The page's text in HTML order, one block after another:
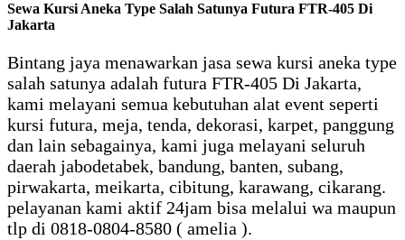
Sewa Kursi Aneka Type Salah Satunya Futura FTR-405 Di
Jakarta
Bintang jaya menawarkan jasa sewa kursi aneka type
salah satunya adalah futura FTR-405 Di Jakarta,
kami melayani semua kebutuhan alat event seperti
kursi futura, meja, tenda, dekorasi, karpet, panggung
dan lain sebagainya, kami juga melayani seluruh
daerah jabodetabek, bandung, banten, subang,
pirwakarta, meikarta, cibitung, karawang, cikarang.
pelayanan kami aktif 24jam bisa melalui wa maupun
tlp di 0818-0804-8580 ( amelia ).